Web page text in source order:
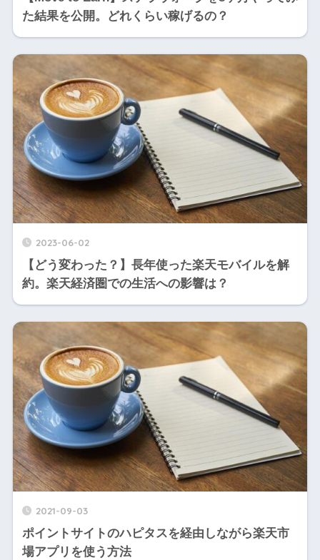
た結果を公開。どれくらい稼げるの？
2023-06-02
【どう変わった？】長年使った楽天モバイルを解
約。楽天経済圏での生活への影響は？
2021-09-03
ポイントサイトのハピタスを経由しながら楽天市
場アプリを使う方法